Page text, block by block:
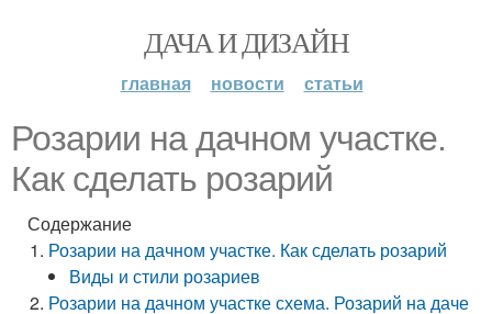
ДАЧА И ДИЗАЙН
главная новости статьи
Розарии на дачном участке.
Как сделать розарий
Содержание
Розарии на дачном участке. Как сделать розарий
Виды и стили розариев
Розарии на дачном участке схема. Розарий на даче